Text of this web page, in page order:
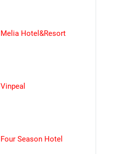
Melia Hotel&Resort
Vinpeal
Four Season Hotel